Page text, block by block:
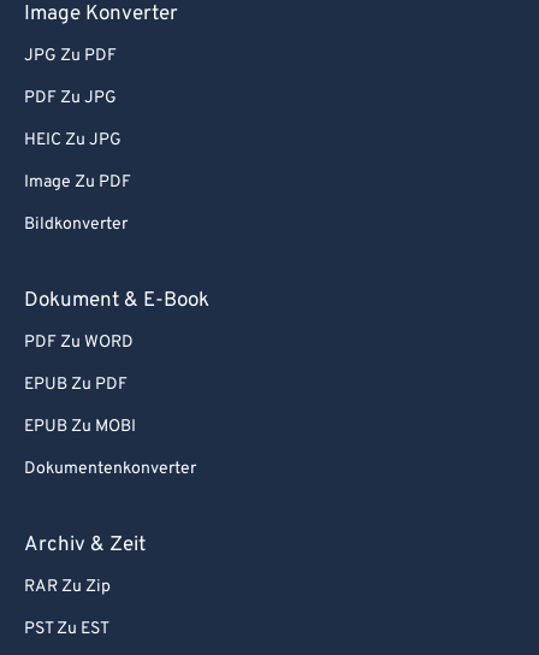
Image Konverter
JPG Zu PDF
PDF Zu JPG
HEIC Zu JPG
Image Zu PDF
Bildkonverter
Dokument & E-Book
PDF Zu WORD
EPUB Zu PDF
EPUB Zu MOBI
Dokumentenkonverter
Archiv & Zeit
RAR Zu Zip
PST Zu EST